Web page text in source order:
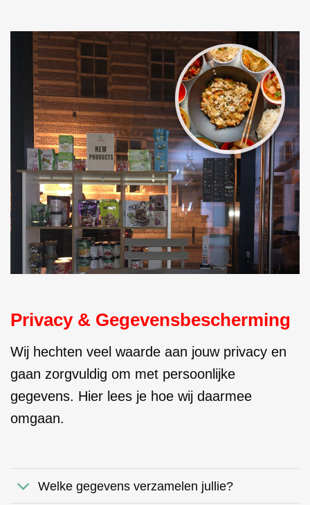
Privacy & Gegevensbescherming
Wij hechten veel waarde aan jouw privacy en
gaan zorgvuldig om met persoonlijke
gegevens. Hier lees je hoe wij daarmee
omgaan.
Welke gegevens verzamelen jullie?